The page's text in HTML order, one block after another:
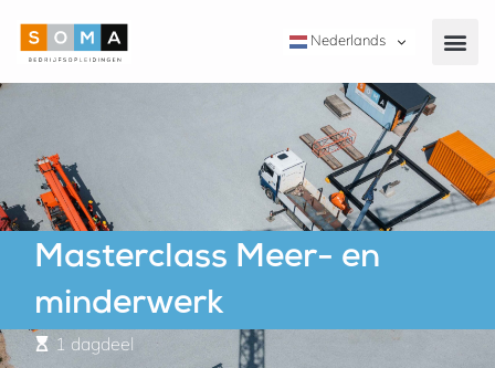
Nederlands
Masterclass Meer- en
minderwerk
1 dagdeel